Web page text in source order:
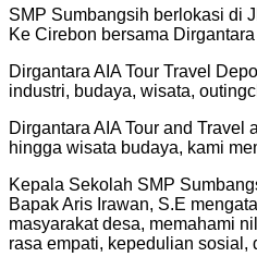
SMP Sumbangsih berlokasi di
Ke Cirebon bersama Dirgantara
Dirgantara AIA Tour Travel
industri, budaya, wisata,
Dirgantara AIA Tour and
hingga wisata budaya, kami
Kepala Sekolah SMP
Bapak Aris Irawan, S.E
masyarakat desa, memahami
rasa empati, kepedulian sosial,